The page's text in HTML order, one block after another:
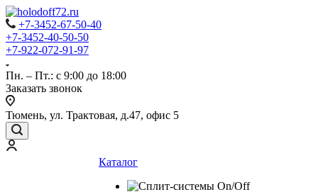
+7-3452-67-50-40
+7-3452-40-50-50
+7-922-072-91-97
Пн. – Пт.: с 9:00 до 18:00
Заказать звонок
Тюмень, ул. Трактовая, д.47, офис 5
Каталог